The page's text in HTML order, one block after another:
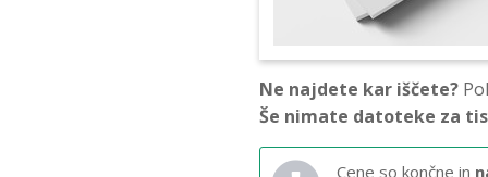
Ne najdete kar iščete?
Še nimate datoteke za
Cene so končne in